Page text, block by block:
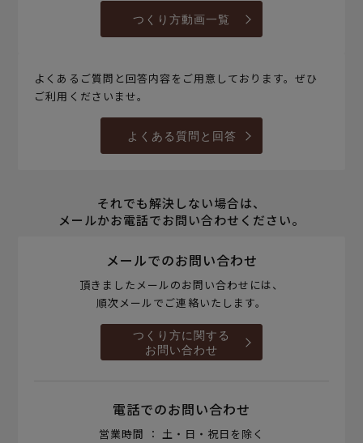
つくり方動画一覧
よくあるご質問と回答内容をご用意しております。ぜひ
ご利用くださいませ。
よくある質問と回答
それでも解決しない場合は、
メールかお電話でお問い合わせください。
メールでのお問い合わせ
頂きましたメールのお問い合わせには、
順次メールでご連絡いたします。
つくり方に関する
お問い合わせ
電話でのお問い合わせ
営業時間 ： 土・日・祝日を除く